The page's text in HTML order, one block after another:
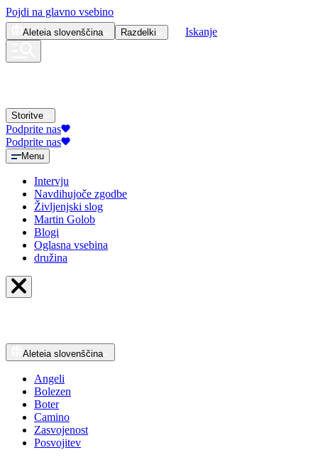
Pojdi na glavno vsebino
Aleteia slovenščina Razdelki Iskanje
Storitve
Podprite nas
Podprite nas
Menu
Intervju
Navdihujoče zgodbe
Življenjski slog
Martin Golob
Blogi
Oglasna vsebina
družina
Aleteia slovenščina
Angeli
Bolezen
Boter
Camino
Zasvojenost
Posvojitev